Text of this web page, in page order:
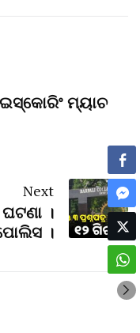
ମ୍ୟାଚ
Next
।
।